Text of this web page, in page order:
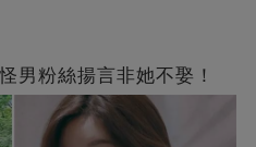
男粉絲揚言非她不娶！